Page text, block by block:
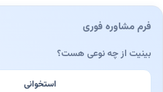
فرم مشاوره فوری
بینیت از چه نوعی هست؟
استخوانی